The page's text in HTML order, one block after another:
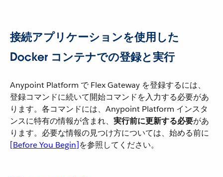
接続アプリケーションを使用した
Docker コンテナでの登録と実行
Anypoint Platform で Flex Gateway を登録するには、
登録コマンドに続いて開始コマンドを入力する必要があ
ります。各コマンドには、Anypoint Platform インスタ
ンスに特有の情報が含まれ、​ 実行前に更新する必要​があ
ります。必要な情報の見つけ方については、始める前に​
[Before You Begin]​を参照してください。